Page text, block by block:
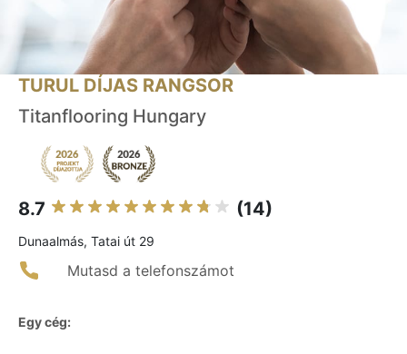
TURUL DÍJAS RANGSOR
Titanflooring Hungary
8.7 (14)
Dunaalmás, Tatai út 29
Mutasd a telefonszámot
Egy cég: